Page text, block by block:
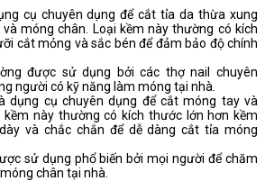
cụ chuyên dụng để cắt tỉa da thừa xung
móng chân. Loại kềm này thường có kích
cắt mỏng và sắc bén để đảm bảo độ chính
được sử dụng bởi các thợ nail chuyên
người có kỹ năng làm móng tại nhà.
dụng cụ chuyên dụng để cắt móng tay và
kềm này thường có kích thước lớn hơn kềm
và chắc chắn để dễ dàng cắt tỉa móng
sử dụng phổ biến bởi mọi người để chăm
chân tại nhà.